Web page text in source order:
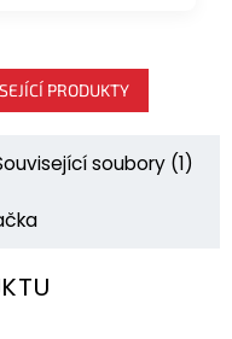
PRODUKTY
soubory (1)